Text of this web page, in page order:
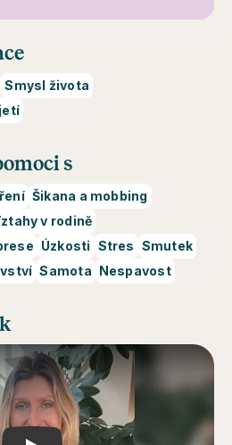
Smysl života
s
Šikana a mobbing
v rodině
Úzkosti Stres Smutek
Samota Nespavost